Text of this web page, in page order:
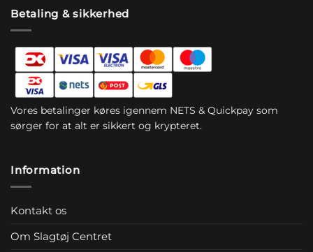
Betaling & sikkerhed
Vores betalinger køres igennem NETS & Quickpay som
sørger for at alt er sikkert og krypteret.
Information
Kontakt os
Om Slagtøj Centret